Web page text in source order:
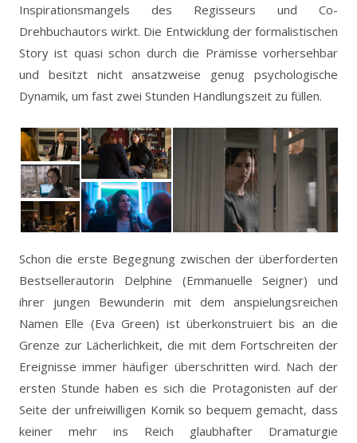
Inspirationsmangels des Regisseurs und Co-
Drehbuchautors wirkt. Die Entwicklung der formalistischen
Story ist quasi schon durch die Prämisse vorhersehbar
und besitzt nicht ansatzweise genug psychologische
Dynamik, um fast zwei Stunden Handlungszeit zu füllen.
Schon die erste Begegnung zwischen der überforderten
Bestsellerautorin Delphine (Emmanuelle Seigner) und
ihrer jungen Bewunderin mit dem anspielungsreichen
Namen Elle (Eva Green) ist überkonstruiert bis an die
Grenze zur Lächerlichkeit, die mit dem Fortschreiten der
Ereignisse immer häufiger überschritten wird. Nach der
ersten Stunde haben es sich die Protagonisten auf der
Seite der unfreiwilligen Komik so bequem gemacht, dass
keiner mehr ins Reich glaubhafter Dramaturgie